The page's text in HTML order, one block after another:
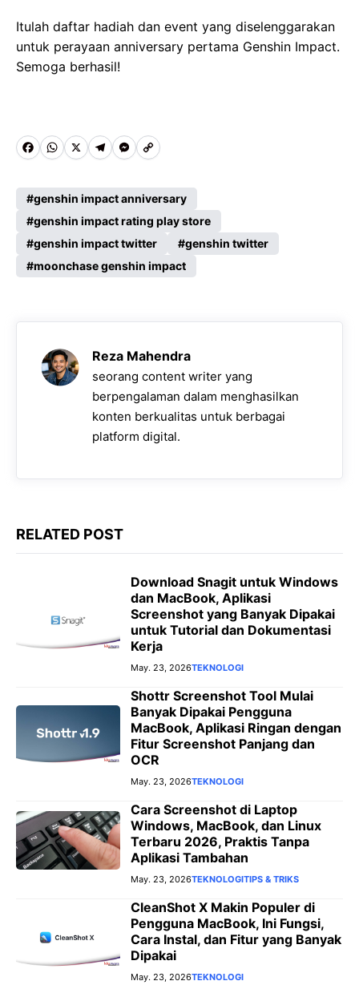
Itulah daftar hadiah dan event yang diselenggarakan
untuk perayaan anniversary pertama Genshin Impact.
Semoga berhasil!
F
c
e
b
o
k
W
a
t
s
A
p
X T
l
e
g
r
m
M
s
s
e
n
e
r
C
p
y
L
i
k
genshin impact anniversary
genshin impact rating play store
genshin impact twitter
genshin twitter
moonchase genshin impact
Reza Mahendra
seorang content writer yang
berpengalaman dalam menghasilkan
konten berkualitas untuk berbagai
platform digital.
RELATED POST
Download Snagit untuk Windows
dan MacBook, Aplikasi
Screenshot yang Banyak Dipakai
untuk Tutorial dan Dokumentasi
Kerja
May. 23, 2026TEKNOLOGI
Shottr Screenshot Tool Mulai
Banyak Dipakai Pengguna
MacBook, Aplikasi Ringan dengan
Fitur Screenshot Panjang dan
OCR
May. 23, 2026TEKNOLOGI
Cara Screenshot di Laptop
Windows, MacBook, dan Linux
Terbaru 2026, Praktis Tanpa
Aplikasi Tambahan
May. 23, 2026TEKNOLOGITIPS & TRIKS
CleanShot X Makin Populer di
Pengguna MacBook, Ini Fungsi,
Cara Instal, dan Fitur yang Banyak
Dipakai
May. 23, 2026TEKNOLOGI